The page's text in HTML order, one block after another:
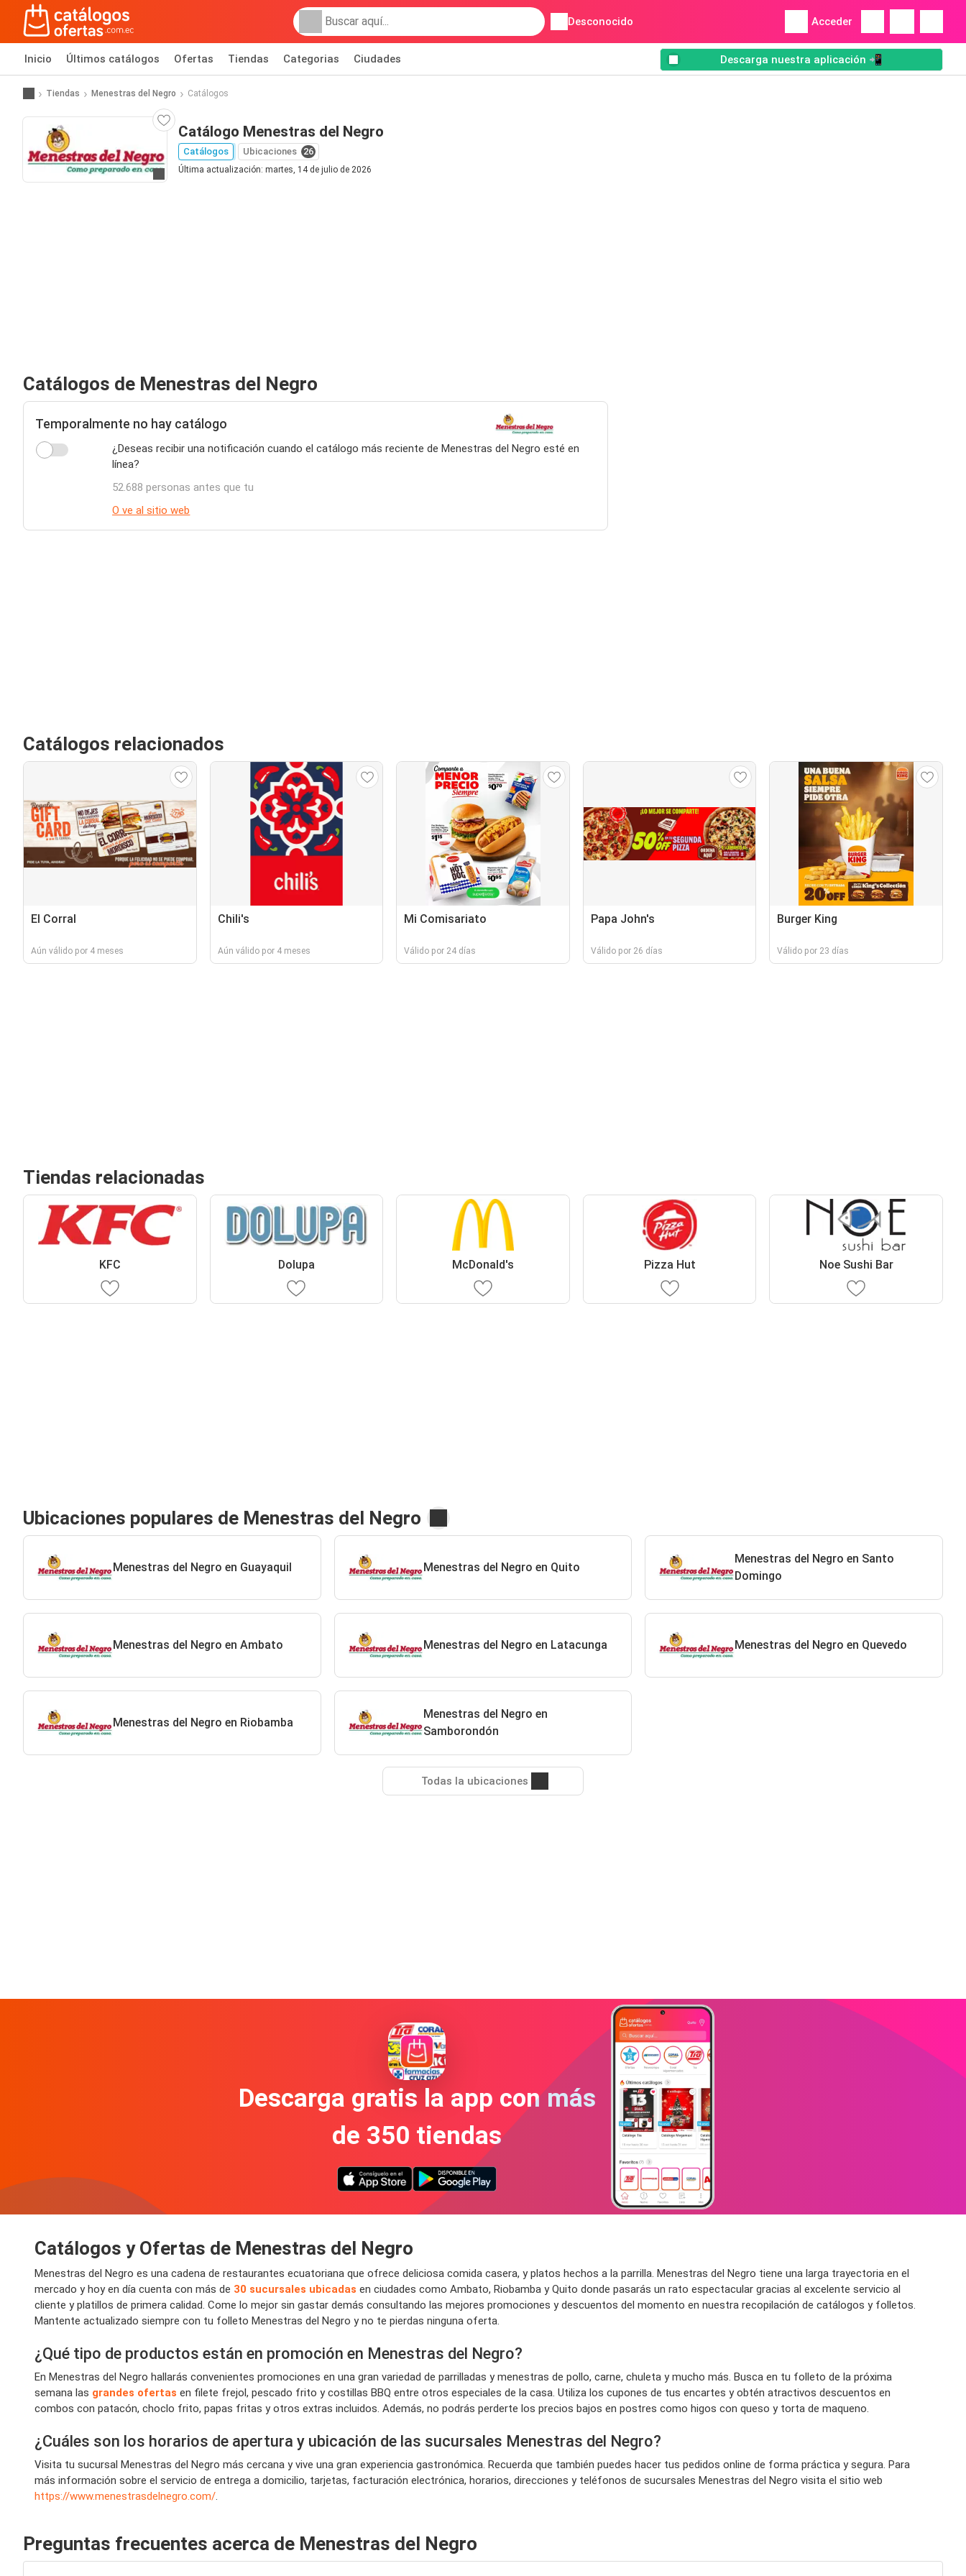
Desconocido Acceder
Inicio Últimos catálogos Ofertas Tiendas Categorias Ciudades Descarga nuestra aplicación 📲
Tiendas Menestras del Negro Catálogos
Ir al sitio web
Catálogo Menestras del Negro
Catálogos Ubicaciones 26
Última actualización: martes, 14 de julio de 2026
Catálogos de Menestras del Negro
Temporalmente no hay catálogo
¿Deseas recibir una notificación cuando el catálogo más reciente de Menestras del Negro esté en
línea?
52.688 personas antes que tu
O ve al sitio web
Catálogos relacionados
El Corral
Aún válido por 4 meses
Chili's
Aún válido por 4 meses
Mi Comisariato
Válido por 24 días
Papa John's
Válido por 26 días
Burger King
Válido por 23 días
Tiendas relacionadas
KFC Dolupa McDonald's Pizza Hut Noe Sushi Bar
Ubicaciones populares de Menestras del Negro
Menestras del Negro en Guayaquil Menestras del Negro en Quito
Menestras del Negro en Santo
Domingo
Menestras del Negro en Ambato Menestras del Negro en Latacunga Menestras del Negro en Quevedo
Menestras del Negro en Riobamba
Menestras del Negro en
Samborondón
Todas la ubicaciones
Descarga gratis la app con más
de 350 tiendas
Catálogos y Ofertas de Menestras del Negro
Menestras del Negro es una cadena de restaurantes ecuatoriana que ofrece deliciosa comida casera, y platos hechos a la parrilla. Menestras del Negro tiene una larga trayectoria en el
mercado y hoy en día cuenta con más de 30 sucursales ubicadas en ciudades como Ambato, Riobamba y Quito donde pasarás un rato espectacular gracias al excelente servicio al
cliente y platillos de primera calidad. Come lo mejor sin gastar demás consultando las mejores promociones y descuentos del momento en nuestra recopilación de catálogos y folletos.
Mantente actualizado siempre con tu folleto Menestras del Negro y no te pierdas ninguna oferta.
¿Qué tipo de productos están en promoción en Menestras del Negro?
En Menestras del Negro hallarás convenientes promociones en una gran variedad de parrilladas y menestras de pollo, carne, chuleta y mucho más. Busca en tu folleto de la próxima
semana las grandes ofertas en filete frejol, pescado frito y costillas BBQ entre otros especiales de la casa. Utiliza los cupones de tus encartes y obtén atractivos descuentos en
combos con patacón, choclo frito, papas fritas y otros extras incluidos. Además, no podrás perderte los precios bajos en postres como higos con queso y torta de maqueno.
¿Cuáles son los horarios de apertura y ubicación de las sucursales Menestras del Negro?
Visita tu sucursal Menestras del Negro más cercana y vive una gran experiencia gastronómica. Recuerda que también puedes hacer tus pedidos online de forma práctica y segura. Para
más información sobre el servicio de entrega a domicilio, tarjetas, facturación electrónica, horarios, direcciones y teléfonos de sucursales Menestras del Negro visita el sitio web
https://www.menestrasdelnegro.com/.
Preguntas frecuentes acerca de Menestras del Negro